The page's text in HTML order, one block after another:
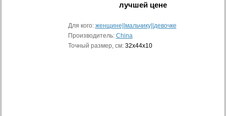
лучшей цене
Для кого: женщине||мальчику||девочке
Производитель: China
Точный размер, см: 32х44х10